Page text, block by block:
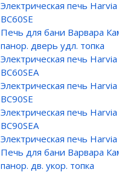
Электрическая печь
BC60SE
Печь для бани Варвара
панор. дверь удл. топка
Электрическая печь
BC60SEA
Электрическая печь
BC90SE
Электрическая печь
BC90SEA
Электрическая печь
Печь для бани Варвара
панор. дв. укор. топка